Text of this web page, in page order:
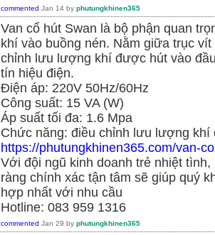
commented Jan 14 by phutungkhinen365
Van cổ hút Swan là bộ phận quan
khí vào buồng nén. Nằm giữa trục
chỉnh lưu lượng khí được hút vào
tín hiệu điện.
Điện áp: 220V 50Hz/60Hz
Công suất: 15 VA (W)
Áp suất tối đa: 1.6 Mpa
Chức năng: điều chỉnh lưu lượng khí
https://phutungkhinen365.com/van-
Với đội ngũ kinh doanh trẻ nhiệt
ràng chính xác tận tâm sẽ giúp quý
hợp nhất với nhu cầu
Hotline: 083 959 1316
commented Jan 29 by phutungkhinen365